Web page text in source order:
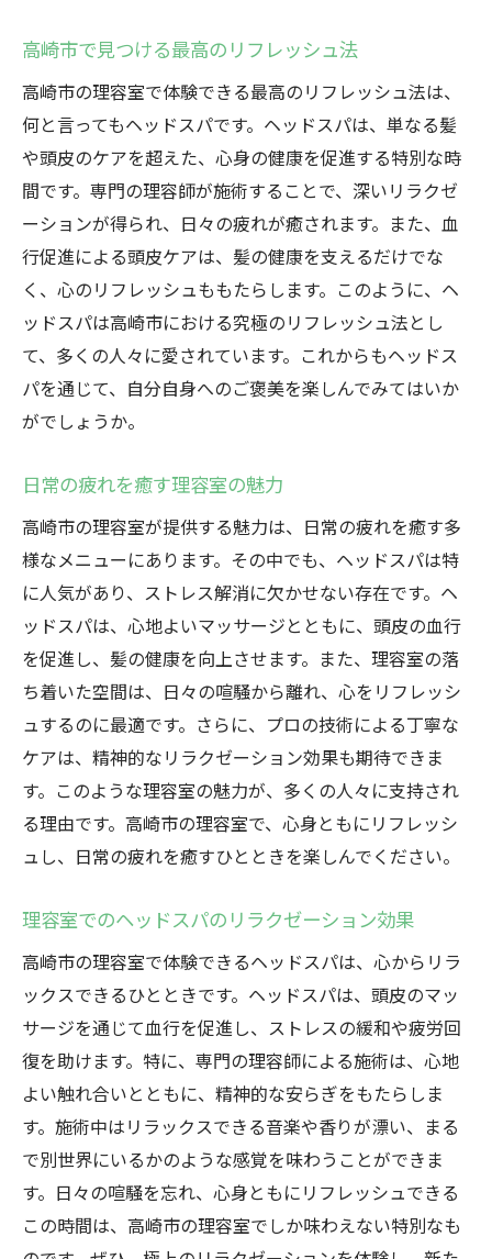
高崎市で見つける最高のリフレッシュ法
高崎市の理容室で体験できる最高のリフレッシュ法は、
何と言ってもヘッドスパです。ヘッドスパは、単なる髪
や頭皮のケアを超えた、心身の健康を促進する特別な時
間です。専門の理容師が施術することで、深いリラクゼ
ーションが得られ、日々の疲れが癒されます。また、血
行促進による頭皮ケアは、髪の健康を支えるだけでな
く、心のリフレッシュももたらします。このように、ヘ
ッドスパは高崎市における究極のリフレッシュ法とし
て、多くの人々に愛されています。これからもヘッドス
パを通じて、自分自身へのご褒美を楽しんでみてはいか
がでしょうか。
日常の疲れを癒す理容室の魅力
高崎市の理容室が提供する魅力は、日常の疲れを癒す多
様なメニューにあります。その中でも、ヘッドスパは特
に人気があり、ストレス解消に欠かせない存在です。ヘ
ッドスパは、心地よいマッサージとともに、頭皮の血行
を促進し、髪の健康を向上させます。また、理容室の落
ち着いた空間は、日々の喧騒から離れ、心をリフレッシ
ュするのに最適です。さらに、プロの技術による丁寧な
ケアは、精神的なリラクゼーション効果も期待できま
す。このような理容室の魅力が、多くの人々に支持され
る理由です。高崎市の理容室で、心身ともにリフレッシ
ュし、日常の疲れを癒すひとときを楽しんでください。
理容室でのヘッドスパのリラクゼーション効果
高崎市の理容室で体験できるヘッドスパは、心からリラ
ックスできるひとときです。ヘッドスパは、頭皮のマッ
サージを通じて血行を促進し、ストレスの緩和や疲労回
復を助けます。特に、専門の理容師による施術は、心地
よい触れ合いとともに、精神的な安らぎをもたらしま
す。施術中はリラックスできる音楽や香りが漂い、まる
で別世界にいるかのような感覚を味わうことができま
す。日々の喧騒を忘れ、心身ともにリフレッシュできる
この時間は、高崎市の理容室でしか味わえない特別なも